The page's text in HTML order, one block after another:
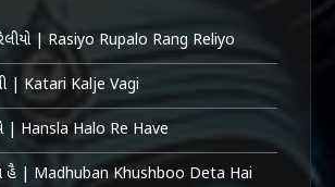
રેલીયો | Rasiyo Rupalo Rang Reliyo
| Katari Kalje Vagi
| Hansla Halo Re Have
હૈ | Madhuban Khushboo Deta Hai